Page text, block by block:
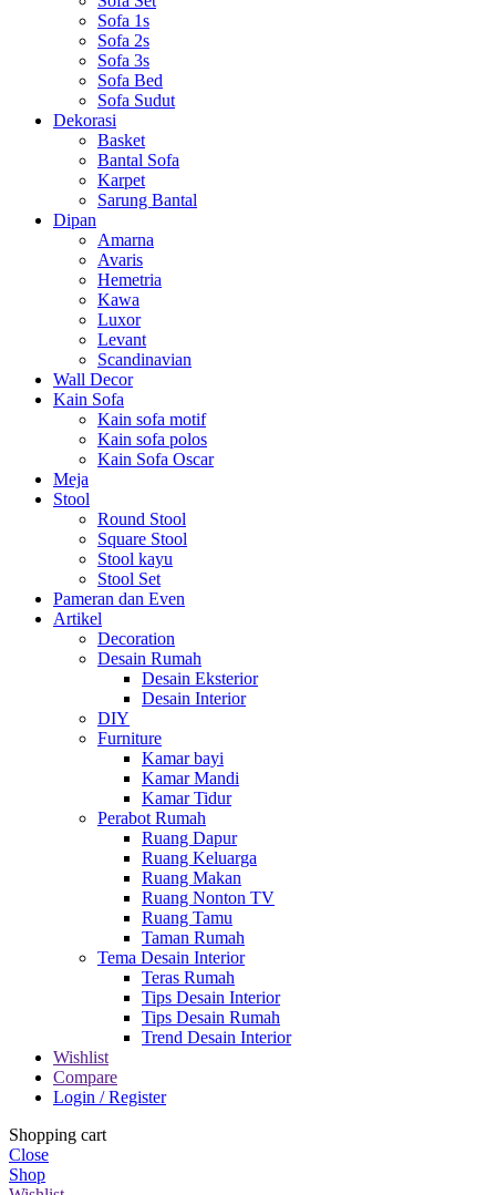
Sofa 1s
Sofa 2s
Sofa 3s
Sofa Bed
Sofa Sudut
Dekorasi
Basket
Bantal Sofa
Karpet
Sarung Bantal
Dipan
Amarna
Avaris
Hemetria
Kawa
Luxor
Levant
Scandinavian
Wall Decor
Kain Sofa
Kain sofa motif
Kain sofa polos
Kain Sofa Oscar
Meja
Stool
Round Stool
Square Stool
Stool kayu
Stool Set
Pameran dan Even
Artikel
Decoration
Desain Rumah
Desain Eksterior
Desain Interior
DIY
Furniture
Kamar bayi
Kamar Mandi
Kamar Tidur
Perabot Rumah
Ruang Dapur
Ruang Keluarga
Ruang Makan
Ruang Nonton TV
Ruang Tamu
Taman Rumah
Tema Desain Interior
Teras Rumah
Tips Desain Interior
Tips Desain Rumah
Trend Desain Interior
Wishlist
Compare
Login / Register
Shopping cart
Close
Shop